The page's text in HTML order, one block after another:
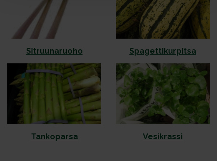
Sit­ruu­na­ruo­ho Spa­get­ti­kur­pit­sa
Tankoparsa Vesikrassi